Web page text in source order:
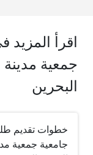
اقرأ المزيد
جمعية
البحرين
خطوات تقديم
جامعية جمعية